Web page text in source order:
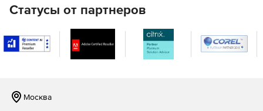
Статусы от партнеров
Москва